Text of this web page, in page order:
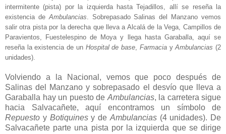
intermitente (pista) por la izquierda hasta Tejadillos, allí se reseña la
existencia deAmbulancias. Sobrepasado Salinas del Manzano vemos
salir otra pista por la derecha que lleva a Alcalá de la Vega, Campillos de
Paravientos, Fuestelespino de Moya y llega hasta Garaballa, aquí se
reseña la existencia de un Hospital de base, FarmaciayAmbulancias (2
unidades).
Volviendo a la Nacional, vemos que poco después de
Salinas del Manzano y sobrepasado el desvío que lleva a
Garaballa hay un puesto de Ambulancias, la carretera sigue
hacia Salvacañete, aquí encontramos un símbolo de
Repuesto y Botiquinesy de Ambulancias(4 unidades). De
Salvacañete parte una pista por la izquierda que se dirige